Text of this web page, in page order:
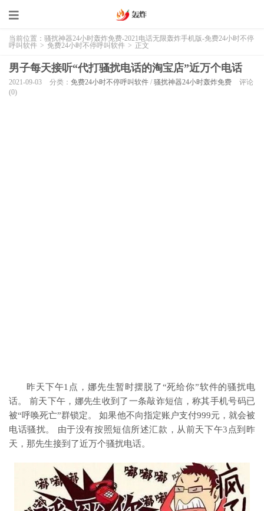
当前位置： 骚扰神器24小时轰炸免费-2021电话无限轰炸手机版-免费24小时不停
呼叫软件 > 免费24小时不停呼叫软件 > 正文
男子每天接听“代打骚扰电话的淘宝店”近万个电话
2021-09-03 分类： 免费24小时不停呼叫软件 / 骚扰神器24小时轰炸免费
评论
(0)
昨天下午1点，娜先生暂时摆脱了“死给你”软件的骚扰电
话。 前天下午，娜先生收到了一条敲诈短信，称其手机号码已
被“呼唤死亡”群锁定。 如果他不向指定账户支付999元，就会被
电话骚扰。 由于没有按照短信所述汇款，从前天下午3点到昨
天，那先生接到了近万个骚扰电话。